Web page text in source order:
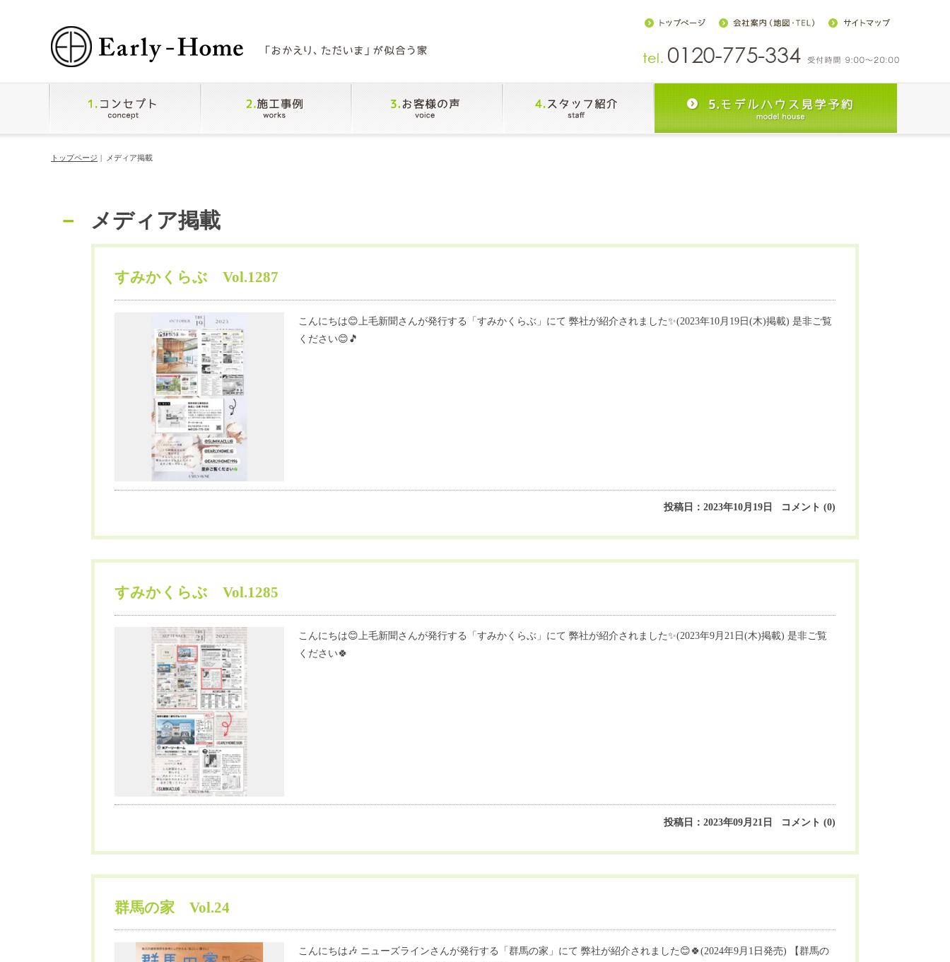
トップページ メディア掲載
メディア掲載
すみかくらぶ Vol.1287
こんにちは😊上毛新聞さんが発行する「すみかくらぶ」にて 弊社が紹介されました✨(2023年10月19日(木)掲載) 是非ご覧
ください😊🎵
投稿日：2023年10月19日 コメント (0)
すみかくらぶ Vol.1285
こんにちは😊上毛新聞さんが発行する「すみかくらぶ」にて 弊社が紹介されました✨(2023年9月21日(木)掲載) 是非ご覧
ください🍀
投稿日：2023年09月21日 コメント (0)
群馬の家 Vol.24
こんにちは🎶 ニューズラインさんが発行する「群馬の家」にて 弊社が紹介されました😊🍀(2024年9月1日発売) 【群馬の